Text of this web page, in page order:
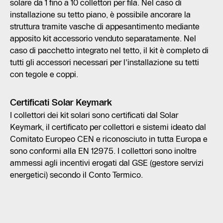
solare da 1 fino a 10 collettori per fila. Nel caso di
installazione su tetto piano, è possibile ancorare la
struttura tramite vasche di appesantimento mediante
apposito kit accessorio venduto separatamente. Nel
caso di pacchetto integrato nel tetto, il kit è completo di
tutti gli accessori necessari per l'installazione su tetti
con tegole e coppi.
Certificati Solar Keymark
I collettori dei kit solari sono certificati dal Solar
Keymark, il certificato per collettori e sistemi ideato dal
Comitato Europeo CEN e riconosciuto in tutta Europa e
sono conformi alla EN 12975. I collettori sono inoltre
ammessi agli incentivi erogati dal GSE (gestore servizi
energetici) secondo il Conto Termico.